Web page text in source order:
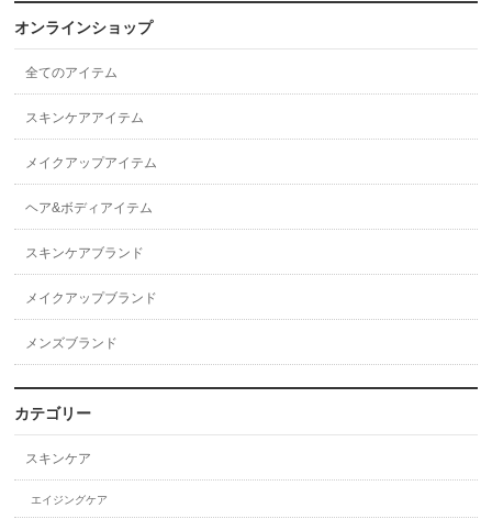
オンラインショップ
全てのアイテム
スキンケアアイテム
メイクアップアイテム
ヘア&ボディアイテム
スキンケアブランド
メイクアップブランド
メンズブランド
カテゴリー
スキンケア
エイジングケア